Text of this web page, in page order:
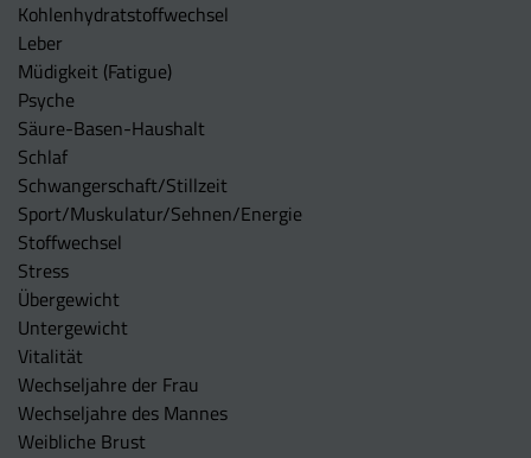
Kohlenhydratstoffwechsel
Leber
Müdigkeit (Fatigue)
Psyche
Säure-Basen-Haushalt
Schlaf
Schwangerschaft/Stillzeit
Sport/Muskulatur/Sehnen/Energie
Stoffwechsel
Stress
Übergewicht
Untergewicht
Vitalität
Wechseljahre der Frau
Wechseljahre des Mannes
Weibliche Brust